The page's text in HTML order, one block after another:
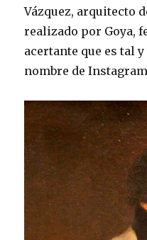
Vázquez, arquitecto
realizado por Goya,
acertante que es tal
nombre de